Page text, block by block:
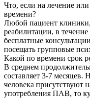
Что, если на лечение
времени?
Любой пациент
реабилитации, в
бесплатные
посещать групповые
Какой по времени срок
В среднем
составляет 3-7 месяцев.
человека присутствуют
употребления ПАВ, то